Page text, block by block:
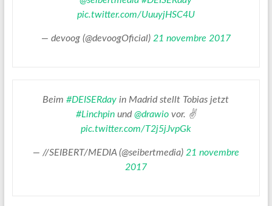
pic.twitter.com/UuuyjHSC4U
— devoog (@devoogOficial) 21 novembre 2017
Beim#DEISERday in Madrid stellt Tobias jetzt
#Linchpinund@drawiovor. ✌️
pic.twitter.com/T2j5jJvpGk
— //SEIBERT/MEDIA (@seibertmedia) 21 novembre
2017